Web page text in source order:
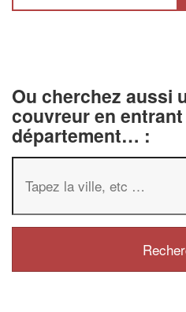
Ou cherchez aussi
couvreur en
département… :